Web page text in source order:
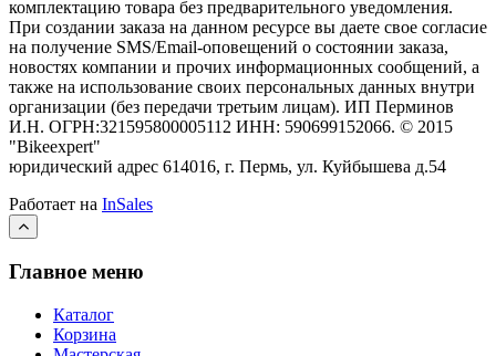
комплектацию товара без предварительного уведомления.
При создании заказа на данном ресурсе вы даете свое согласие
на получение SMS/Email-оповещений о состоянии заказа,
новостях компании и прочих информационных сообщений, а
также на использование своих персональных данных внутри
организации (без передачи третьим лицам). ИП Перминов
И.Н. ОГРН:321595800005112 ИНН: 590699152066. © 2015
"Bikeexpert"
юридический адрес 614016, г. Пермь, ул. Куйбышева д.54
Работает на InSales
Главное меню
Каталог
Корзина